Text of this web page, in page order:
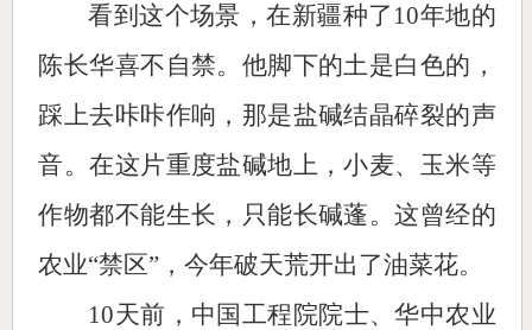
看到这个场景，在新疆种了10年地的
陈长华喜不自禁。他脚下的土是白色的，
踩上去咔咔作响，那是盐碱结晶碎裂的声
音。在这片重度盐碱地上，小麦、玉米等
作物都不能生长，只能长碱蓬。这曾经的
农业“禁区”，今年破天荒开出了油菜花。
10天前，中国工程院院士、华中农业